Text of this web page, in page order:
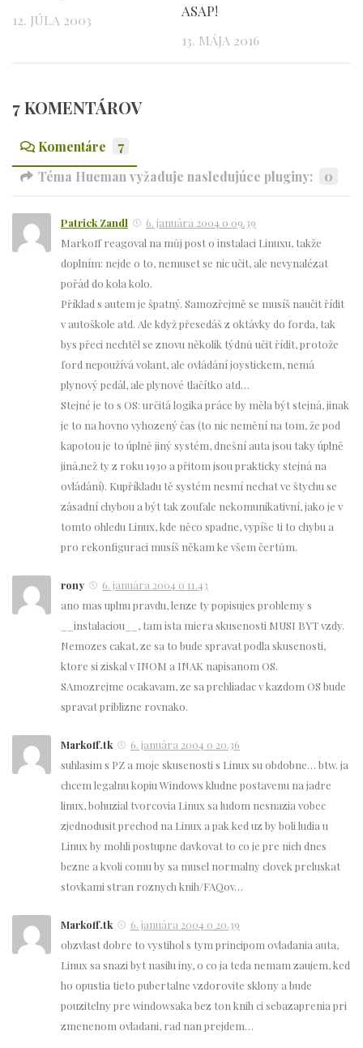
12. JÚLA 2003
ASAP!
13. MÁJA 2016
7 KOMENTÁROV
Komentáre
7
Téma Hueman vyžaduje nasledujúce pluginy:
0
Patrick Zandl
6. januára 2004 o 09.39
Markoff reagoval na můj post o instalaci Linuxu, takže
doplním: nejde o to, nemuset se nic učit, ale nevynalézat
pořád do kola kolo.
Příklad s autem je špatný. Samozřejmě se musíš naučit řídit
v autoškole atd. Ale když přesedáš z oktávky do forda, tak
bys přeci nechtěl se znovu několik týdnů učit řídit, protože
ford nepoužívá volant, ale ovládání joystickem, nemá
plynový pedál, ale plynové tlačítko atd…
Stejné je to s OS: určitá logika práce by měla být stejná, jinak
je to na hovno vyhozený čas (to nic nemění na tom, že pod
kapotou je to úplně jiný systém, dnešní auta jsou taky úplně
jiná,než ty z roku 1930 a přitom jsou prakticky stejná na
ovládání). Kupříkladu tě systém nesmí nechat ve štychu se
zásadní chybou a být tak zoufale nekomunikativní, jako je v
tomto ohledu Linux, kde něco spadne, vypíše ti to chybu a
pro rekonfiguraci musíš někam ke všem čertům.
rony
6. januára 2004 o 11.43
ano mas uplnu pravdu, lenze ty popisujes problemy s
__instalaciou__, tam ista miera skusenosti MUSI BYT vzdy.
Nemozes cakat, ze sa to bude spravat podla skusenosti,
ktore si ziskal v INOM a INAK napisanom OS.
SAmozrejme ocakavam, ze sa prehliadac v kazdom OS bude
spravat priblizne rovnako.
Markoff.tk
6. januára 2004 o 20.36
suhlasim s PZ a moje skusenosti s Linux su obdobne… btw. ja
chcem legalnu kopiu Windows kludne postavenu na jadre
linux, bohuzial tvorcovia Linux sa ludom nesnazia vobec
zjednodusit prechod na Linux a pak ked uz by boli ludia u
Linux by mohli postupne davkovat to co je pre nich dnes
bezne a kvoli comu by sa musel normalny clovek preluskat
stovkami stran roznych knih/FAQov…
Markoff.tk
6. januára 2004 o 20.39
obzvlast dobre to vystihol s tym principom ovladania auta,
Linux sa snazi byt nasilu iny, o co ja teda nemam zaujem, ked
ho opustia tieto pubertalne vzdorovite sklony a bude
pouzitelny pre windowsaka bez ton knih ci sebazaprenia pri
zmenenom ovladani, rad nan prejdem…